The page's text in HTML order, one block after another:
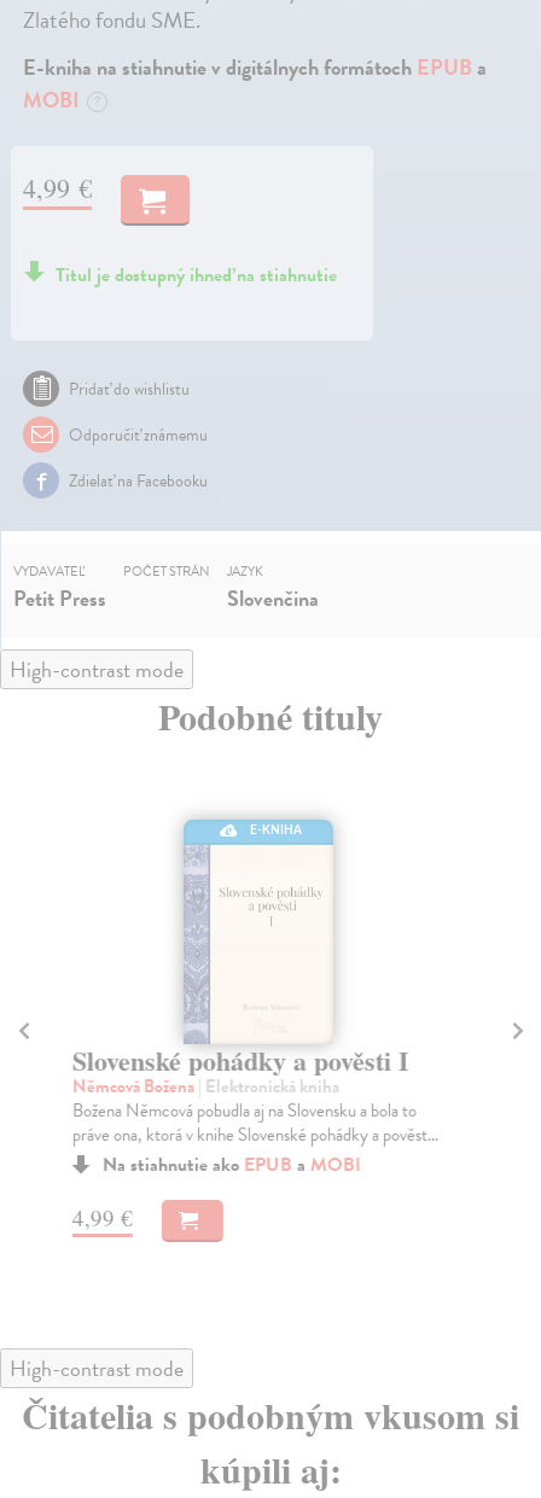
Zlatého fondu SME.
E-kniha na stiahnutie v digitálnych formátoch EPUBa
MOBI
?
4,99 €
Titul je dostupný ihneď na stiahnutie
Pridať do wishlistu
Odporučiť známemu
Zdielať na Facebooku
VYDAVATEĽ
Petit Press
POČET STRÁN JAZYK
Slovenčina
High-contrast mode
Podobné tituly
E-KNIHA
Slovenské pohádky a pověsti I
Němcová Božena| Elektronická kniha
Božena Němcová pobudla aj na Slovensku a bola to
práve ona, ktorá v knihe Slovenské pohádky a pověst...
Na stiahnutie ako EPUB a MOBI
4,99 €
High-contrast mode
Čitatelia s podobným vkusom si
kúpili aj: